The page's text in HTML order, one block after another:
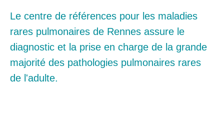
Le centre de références pour les maladies
rares pulmonaires de Rennes assure le
diagnostic et la prise en charge de la grande
majorité des pathologies pulmonaires rares
de l'adulte.